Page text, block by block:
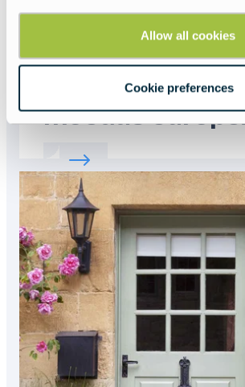
Allow all cookies
Cookie preferences
O guia para o
compreender
moedas
Read more about:
Featured
image